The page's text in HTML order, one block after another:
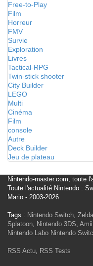
Free-to-Play
Film
Horreur
FMV
Survie
Exploration
Livres
Tactical-RPG
Twin-stick shooter
City Builder
LEGO
Multi
Cinéma
Film
console
Autre
Deck Builder
Jeu de plateau
Nintendo-master.com, toute
Toute l'actualité Nintendo :
Mario - 2003-2026
Tags : Nintendo Switch, Zelda
Splatoon, Nintendo 3DS,
Nintendo Labo Nintendo
RSS Actu, RSS Tests